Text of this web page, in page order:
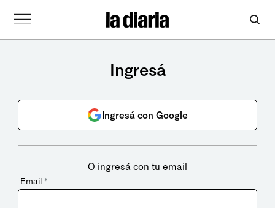
Ingresá
Ingresá con Google
O ingresá con tu email
Email *